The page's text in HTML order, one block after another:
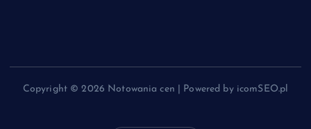
Copyright © 2026 Notowania cen | Powered by icomSEO.pl